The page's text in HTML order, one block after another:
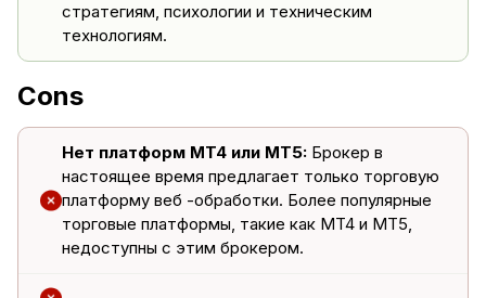
стратегиям, психологии и техническим
технологиям.
Cons
Нет платформ MT4 или MT5: Брокер в
настоящее время предлагает только торговую
платформу веб -обработки. Более популярные
торговые платформы, такие как MT4 и MT5,
недоступны с этим брокером.